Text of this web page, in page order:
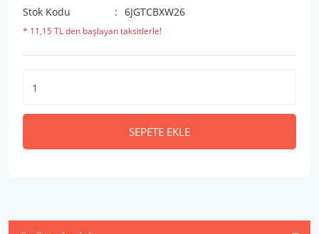
Stok Kodu
6JGTCBXW26
* 11,15 TL den başlayan taksitlerle!
SEPETE EKLE